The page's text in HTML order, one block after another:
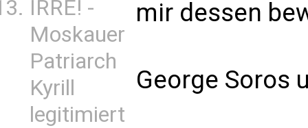
IRRE! -
Moskauer
Patriarch
Kyrill
legitimiert
mir dessen
George Soros